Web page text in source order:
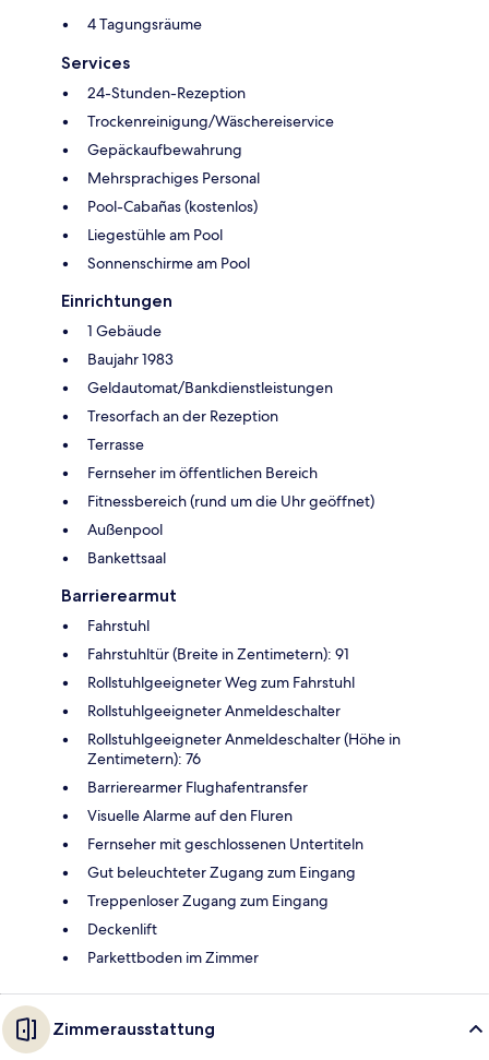
4 Tagungsräume
Services
24-Stunden-Rezeption
Trockenreinigung/Wäschereiservice
Gepäckaufbewahrung
Mehrsprachiges Personal
Pool-Cabañas (kostenlos)
Liegestühle am Pool
Sonnenschirme am Pool
Einrichtungen
1 Gebäude
Baujahr 1983
Geldautomat/Bankdienstleistungen
Tresorfach an der Rezeption
Terrasse
Fernseher im öffentlichen Bereich
Fitnessbereich (rund um die Uhr geöffnet)
Außenpool
Bankettsaal
Barrierearmut
Fahrstuhl
Fahrstuhltür (Breite in Zentimetern): 91
Rollstuhlgeeigneter Weg zum Fahrstuhl
Rollstuhlgeeigneter Anmeldeschalter
Rollstuhlgeeigneter Anmeldeschalter (Höhe in
Zentimetern): 76
Barrierearmer Flughafentransfer
Visuelle Alarme auf den Fluren
Fernseher mit geschlossenen Untertiteln
Gut beleuchteter Zugang zum Eingang
Treppenloser Zugang zum Eingang
Deckenlift
Parkettboden im Zimmer
Zimmerausstattung